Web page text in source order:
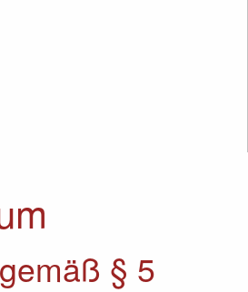
§ 5